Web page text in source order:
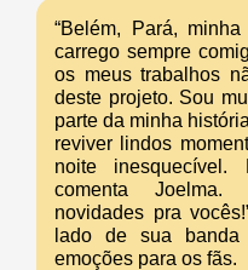
“Belém, Pará,
carrego sempre
os meus trabalhos
deste projeto. Sou
parte da minha
reviver lindos
noite inesquecível.
comenta Joelma.
novidades pra
lado de sua
emoções para os fãs.